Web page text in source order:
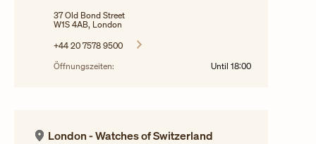
37 Old Bond Street
W1S 4AB, London
+44 20 7578 9500
Öffnungszeiten:
Until 18:00
London - Watches of Switzerland